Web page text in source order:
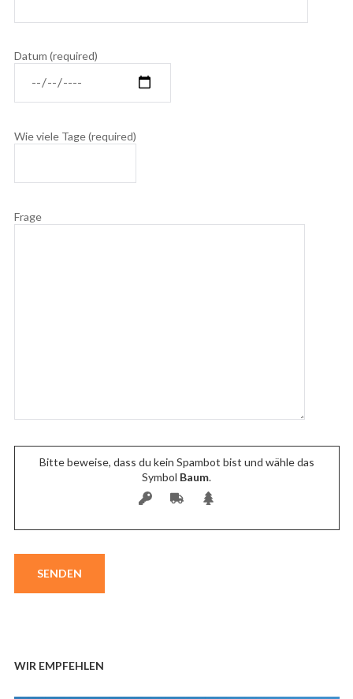
Datum (required)
Wie viele Tage (required)
Frage
Bitte beweise, dass du kein Spambot bist und wähle das
Symbol Baum.
WIR EMPFEHLEN